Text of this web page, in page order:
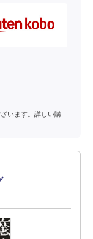
います。詳しい購